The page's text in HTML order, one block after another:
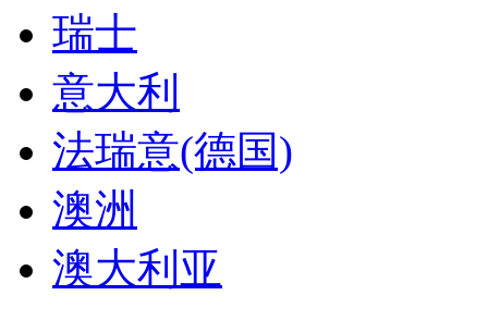
瑞士
意大利
法瑞意(德国)
澳洲
澳大利亚